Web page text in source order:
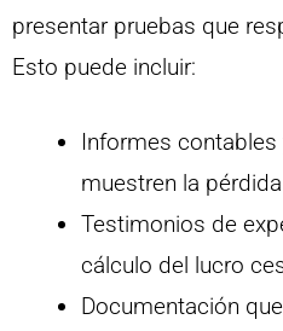
presentar pruebas que
Esto puede incluir:
Informes
muestren la
Testimonios de
cálculo del lucro
Documentación